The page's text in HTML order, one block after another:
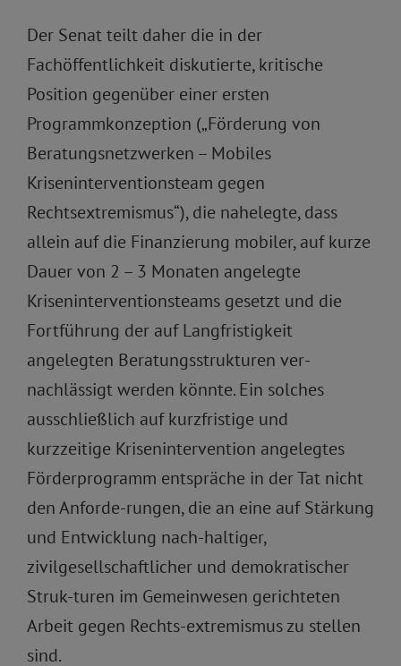
Der Senat teilt daher die in der
Fachöffentlichkeit diskutierte, kritische
Position gegenüber einer ersten
Programmkonzeption („Förderung von
Beratungsnetzwerken – Mobiles
Kriseninterventionsteam gegen
Rechtsextremismus“), die nahelegte, dass
allein auf die Finanzierung mobiler, auf kurze
Dauer von 2 – 3 Monaten angelegte
Kriseninterventionsteams gesetzt und die
Fortführung der auf Langfristigkeit
angelegten Beratungsstrukturen ver-
nachlässigt werden könnte. Ein solches
ausschließlich auf kurzfristige und
kurzzeitige Krisenintervention angelegtes
Förderprogramm entspräche in der Tat nicht
den Anforde-rungen, die an eine auf Stärkung
und Entwicklung nach-haltiger,
zivilgesellschaftlicher und demokratischer
Struk-turen im Gemeinwesen gerichteten
Arbeit gegen Rechts-extremismus zu stellen
sind.